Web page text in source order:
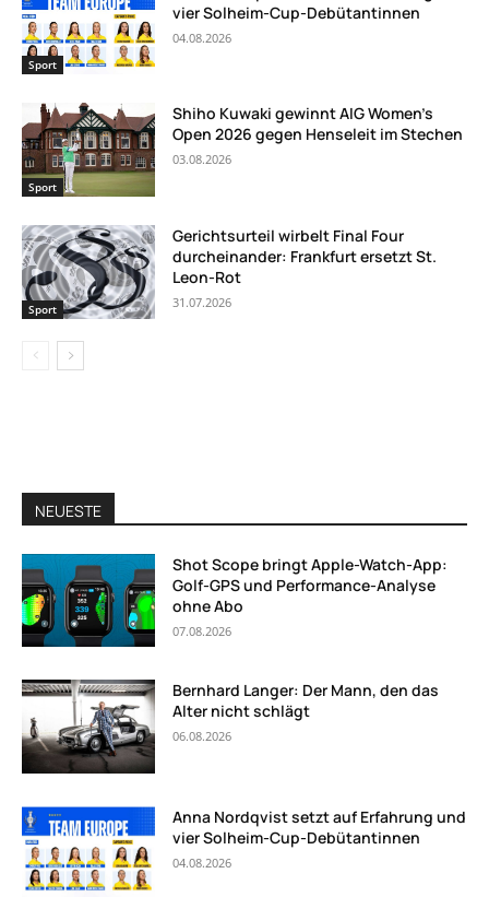
Sport
vier Solheim-Cup-Debütantinnen
04.08.2026
Sport
Shiho Kuwaki gewinnt AIG Women’s
Open 2026 gegen Henseleit im Stechen
03.08.2026
Sport
Gerichtsurteil wirbelt Final Four
durcheinander: Frankfurt ersetzt St.
Leon-Rot
31.07.2026
NEUESTE
Shot Scope bringt Apple-Watch-App:
Golf-GPS und Performance-Analyse
ohne Abo
07.08.2026
Bernhard Langer: Der Mann, den das
Alter nicht schlägt
06.08.2026
Anna Nordqvist setzt auf Erfahrung und
vier Solheim-Cup-Debütantinnen
04.08.2026